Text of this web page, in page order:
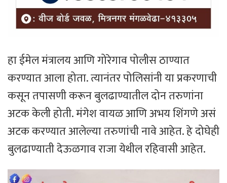
हा ईमेल मंत्रालय आणि गोरेगाव पोलीस ठाण्यात
करण्यात आला होता. त्यानंतर पोलिसांनी या प्रकरणाची
कसून तपासणी करून बुलढाण्यातील दोन तरुणांना
अटक केली होती. मंगेश वायळ आणि अभय शिंगणे असं
अटक करण्यात आलेल्या तरुणांची नावे आहेत. हे दोघेही
बुलढाण्याती देऊळगाव राजा येथील रहिवासी आहेत.